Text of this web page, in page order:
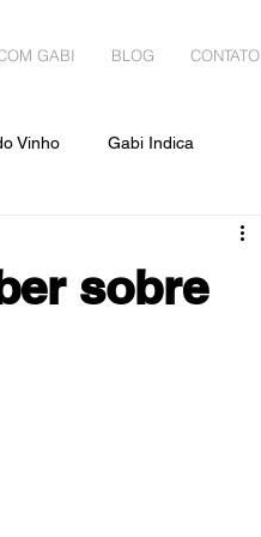
GABI BLOG
CONTATO
Vinho Gabi Indica
sobre